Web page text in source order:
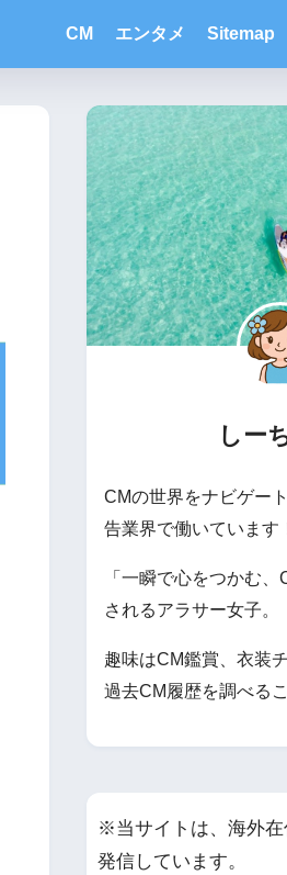
CM エンタメ Sitemap
しー
CMの世界をナビゲー
告業界で働いています
「一瞬で心をつかむ
されるアラサー女子。
趣味はCM鑑賞、衣装
過去CM履歴を調べるこ
※当サイトは、海外
発信しています。